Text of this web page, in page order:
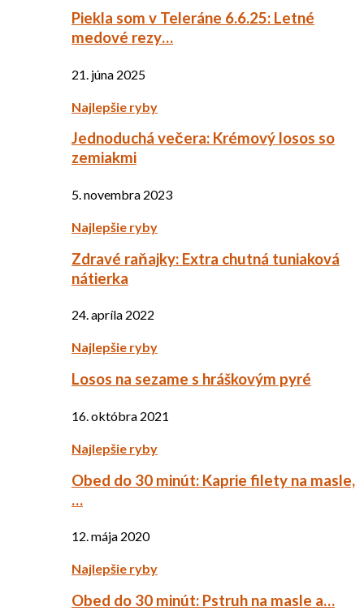
Piekla som v Teleráne 6.6.25: Letné
medové rezy…
21. júna 2025
Najlepšie ryby
Jednoduchá večera: Krémový losos so
zemiakmi
5. novembra 2023
Najlepšie ryby
Zdravé raňajky: Extra chutná tuniaková
nátierka
24. apríla 2022
Najlepšie ryby
Losos na sezame s hráškovým pyré
16. októbra 2021
Najlepšie ryby
Obed do 30 minút: Kaprie filety na masle,
…
12. mája 2020
Najlepšie ryby
Obed do 30 minút: Pstruh na masle a…